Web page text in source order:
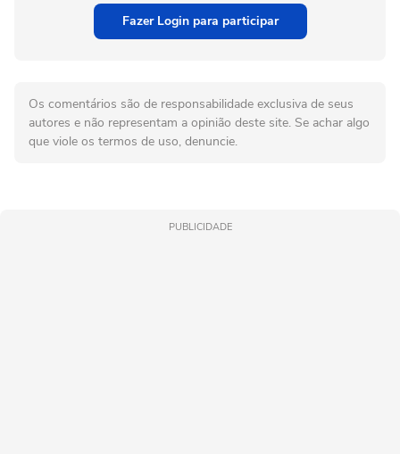
Fazer Login para participar
Os comentários são de responsabilidade exclusiva de seus
autores e não representam a opinião deste site. Se achar algo
que viole os termos de uso, denuncie.
PUBLICIDADE